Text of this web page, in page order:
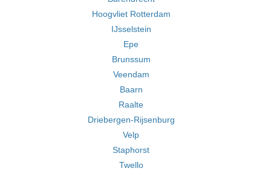
Hoogvliet Rotterdam
IJsselstein
Epe
Brunssum
Veendam
Baarn
Raalte
Driebergen-Rijsenburg
Velp
Staphorst
Twello